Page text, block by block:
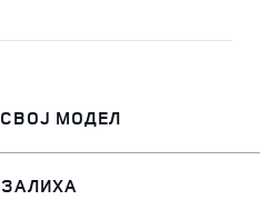
МОДЕЛ